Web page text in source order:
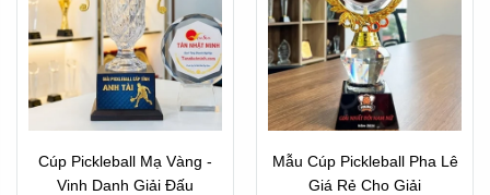
Cúp Pickleball Mạ Vàng -
Vinh Danh Giải Đấu
Mẫu Cúp Pickleball Pha Lê
Giá Rẻ Cho Giải